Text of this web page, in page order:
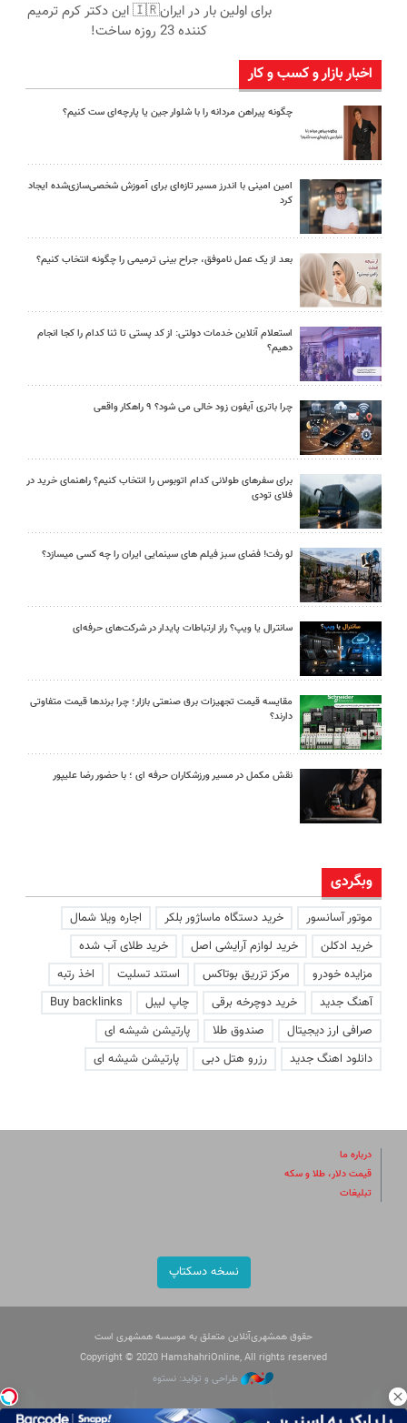
برای اولین بار در ایران🇮🇷 این دکتر کرم ترمیم
کننده 23 روزه ساخت!
اخبار بازار و کسب و کار
چگونه پیراهن مردانه را با شلوار جین یا پارچه‌ای ست کنیم؟
امین امینی با اندرز مسیر تازه‌ای برای آموزش شخصی‌سازی‌شده ایجاد
کرد
بعد از یک عمل ناموفق، جراح بینی ترمیمی را چگونه انتخاب کنیم؟
استعلام آنلاین خدمات دولتی: از کد پستی تا ثنا کدام را کجا انجام
دهیم؟
چرا باتری آیفون زود خالی می شود؟ ۹ راهکار واقعی
برای سفرهای طولانی کدام اتوبوس را انتخاب کنیم؟ راهنمای خرید در
فلای تودی
لو رفت! فضای سبز فیلم های سینمایی ایران را چه کسی میسازد؟
سانترال یا ویپ؟ راز ارتباطات پایدار در شرکت‌های حرفه‌ای
مقایسه قیمت تجهیزات برق صنعتی بازار؛ چرا برندها قیمت متفاوتی
دارند؟
نقش مکمل در مسیر ورزشکاران حرفه ای ؛ با حضور رضا علیپور
وبگردی
موتور آسانسور خرید دستگاه ماساژور بلکر
اجاره ویلا شمال
خرید ادکلن
خرید لوازم آرایشی اصل
خرید طلای آب شده
مزایده خودرو
مرکز تزریق بوتاکس استند تسلیت
اخذ رتبه
آهنگ جدید
خرید دوچرخه برقی چاپ لیبل
Buy backlinks
صرافی ارز دیجیتال
صندوق طلا
پارتیشن شیشه ای
دانلود اهنگ جدید
رزرو هتل دبی پارتیشن شیشه ای
درباره ما
قیمت دلار، طلا و سکه
تبلیغات
نسخه دسکتاپ
حقوق همشهری‌آنلاین متعلق به موسسه همشهری است
Copyright © 2020 HamshahriOnline, All rights reserved
طراحی و تولید: نستوه